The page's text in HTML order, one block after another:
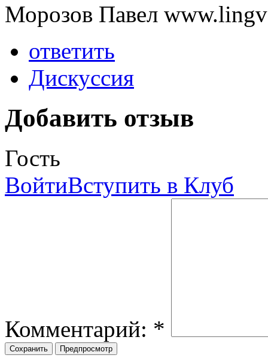
Морозов Павел
ответить
Дискуссия
Добавить отзыв
Гость
ВойтиВступить в Клуб
Комментарий: *